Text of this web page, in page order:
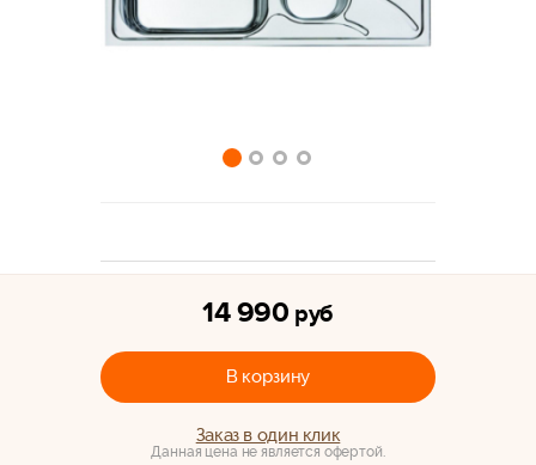
14 990 руб
В корзину
Заказ в один клик
Данная цена не является офертой.